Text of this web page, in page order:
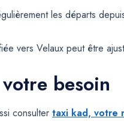
les départs
vers Velaux peut être
besoin
consulter taxi kad, votre